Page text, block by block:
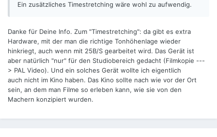
Ein zusätzliches Timestretching wäre wohl zu aufwendig.
Danke für Deine Info. Zum "Timestretching": da gibt es extra
Hardware, mit der man die richtige Tonhöhenlage wieder
hinkriegt, auch wenn mit 25B/S gearbeitet wird. Das Gerät ist
aber natürlich "nur" für den Studiobereich gedacht (Filmkopie ---
> PAL Video). Und ein solches Gerät wollte ich eigentlich
auch nicht im Kino haben. Das Kino sollte nach wie vor der Ort
sein, an dem man Filme so erleben kann, wie sie von den
Machern konzipiert wurden.